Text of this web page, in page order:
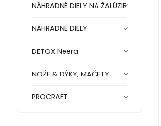
NÁHRADNÉ DIELY NA ŽALÚZIE
NÁHRADNÉ DIELY
DETOX Neera
NOŽE & DÝKY, MAČETY
PROCRAFT